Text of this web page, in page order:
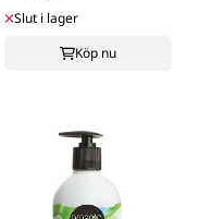
Slut i lager
Köp nu